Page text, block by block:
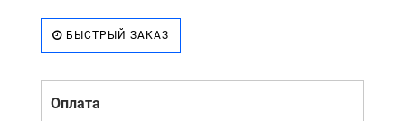
БЫСТРЫЙ ЗАКАЗ
Оплата